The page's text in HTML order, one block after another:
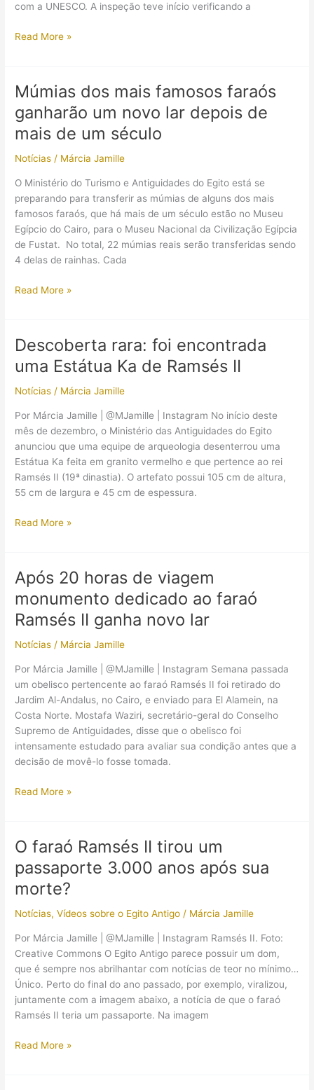
com a UNESCO. A inspeção teve início verificando a
Novidades
museu
que
abrigará
múmias
faraós
Read More »
Múmias dos mais famosos faraós
ganharão um novo lar depois de
mais de um século
Notícias / Márcia Jamille
O Ministério do Turismo e Antiguidades do Egito está se
preparando para transferir as múmias de alguns dos mais
famosos faraós, que há mais de um século estão no Museu
Egípcio do Cairo, para o Museu Nacional da Civilização Egípcia
de Fustat. No total, 22 múmias reais serão transferidas sendo
4 delas de rainhas. Cada
Múmias
faraós
ganharão
novo
lar
depois
de
mais
de
um
Read More »
Descoberta rara: foi encontrada
uma Estátua Ka de Ramsés II
Notícias / Márcia Jamille
Por Márcia Jamille | @MJamille | Instagram No início deste
mês de dezembro, o Ministério das Antiguidades do Egito
anunciou que uma equipe de arqueologia desenterrou uma
Estátua Ka feita em granito vermelho e que pertence ao rei
Ramsés II (19ª dinastia). O artefato possui 105 cm de altura,
55 cm de largura e 45 cm de espessura.
Descoberta
encontrada
uma
Estátua
Ka
Ramsés
Read More »
Após 20 horas de viagem
monumento dedicado ao faraó
Ramsés II ganha novo lar
Notícias / Márcia Jamille
Por Márcia Jamille | @MJamille | Instagram Semana passada
um obelisco pertencente ao faraó Ramsés II foi retirado do
Jardim Al-Andalus, no Cairo, e enviado para El Alamein, na
Costa Norte. Mostafa Waziri, secretário-geral do Conselho
Supremo de Antiguidades, disse que o obelisco foi
intensamente estudado para avaliar sua condição antes que a
decisão de movê-lo fosse tomada.
Após
viagem
monumento
dedicado
faraó
II
ganha
novo
lar
Read More »
O faraó Ramsés II tirou um
passaporte 3.000 anos após sua
morte?
Notícias,Vídeos sobre o Egito Antigo / Márcia Jamille
Por Márcia Jamille | @MJamille | Instagram Ramsés II. Foto:
Creative Commons O Egito Antigo parece possuir um dom,
que é sempre nos abrilhantar com notícias de teor no mínimo…
Único. Perto do final do ano passado, por exemplo, viralizou,
juntamente com a imagem abaixo, a notícia de que o faraó
Ramsés II teria um passaporte. Na imagem
O
Read More »